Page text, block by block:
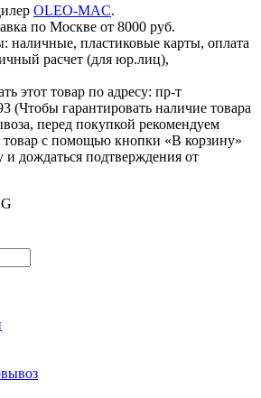
OLEO-MAC.
по Москве от 8000 руб.
наличные, пластиковые карты, оплата
расчет (для юр.лиц),
этот товар по адресу: пр-т
(Чтобы гарантировать наличие товара
перед покупкой рекомендуем
товар с помощью кнопки «В корзину»
и дождаться подтверждения от